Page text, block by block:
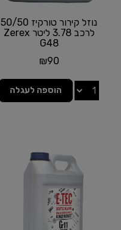
נוזל קירור טורקיז 50/50
לרכב 3.78 ליטר Zerex
G48
₪90
הוספה לעגלה